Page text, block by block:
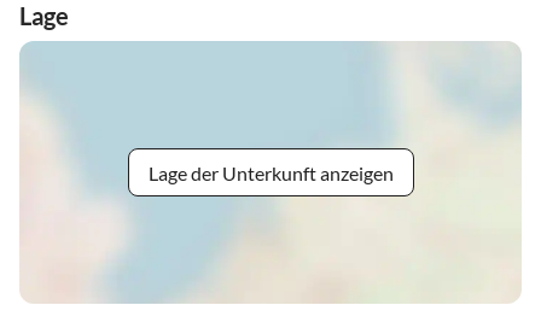
Lage
Lage der Unterkunft anzeigen